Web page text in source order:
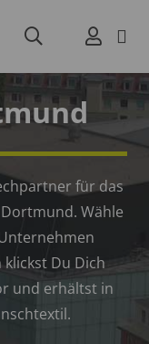
für das
Wähle
Du Dich
und erhältst in